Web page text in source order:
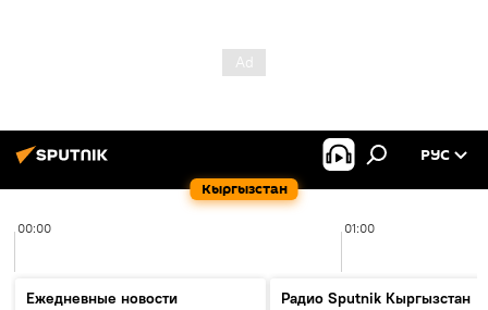
Кыргызстан
РУС
00:00 01:00
Ежедневные новости
Радио Sputnik Кыргызстан